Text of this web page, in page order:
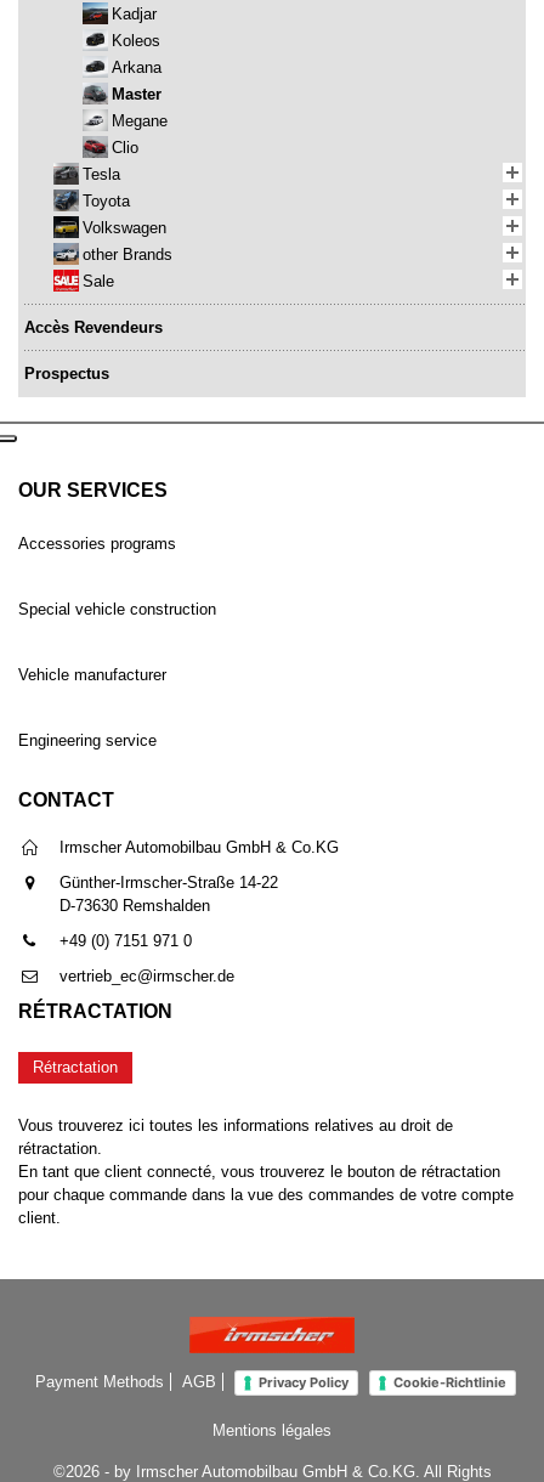
Kadjar
Koleos
Arkana
Master
Megane
Clio
Tesla
Toyota
Volkswagen
other Brands
Sale
Accès Revendeurs
Prospectus
OUR SERVICES
Accessories programs
Special vehicle construction
Vehicle manufacturer
Engineering service
CONTACT
Irmscher Automobilbau GmbH & Co.KG
Günther-Irmscher-Straße 14-22
D-73630 Remshalden
+49 (0) 7151 971 0
vertrieb_ec@irmscher.de
RÉTRACTATION
Rétractation
Vous trouverez ici toutes les informations relatives au droit de
rétractation.
En tant que client connecté, vous trouverez le bouton de rétractation
pour chaque commande dans la vue des commandes de votre compte
client.
Payment Methods AGB Privacy Policy Cookie-Richtlinie
Mentions légales
©2026 - by Irmscher Automobilbau GmbH & Co.KG. All Rights